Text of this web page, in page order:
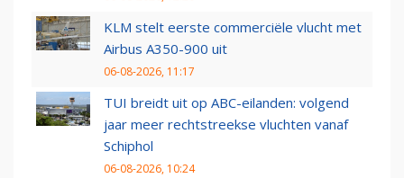
KLM stelt eerste commerciële vlucht met
Airbus A350-900 uit
06-08-2026, 11:17
TUI breidt uit op ABC-eilanden: volgend
jaar meer rechtstreekse vluchten vanaf
Schiphol
06-08-2026, 10:24